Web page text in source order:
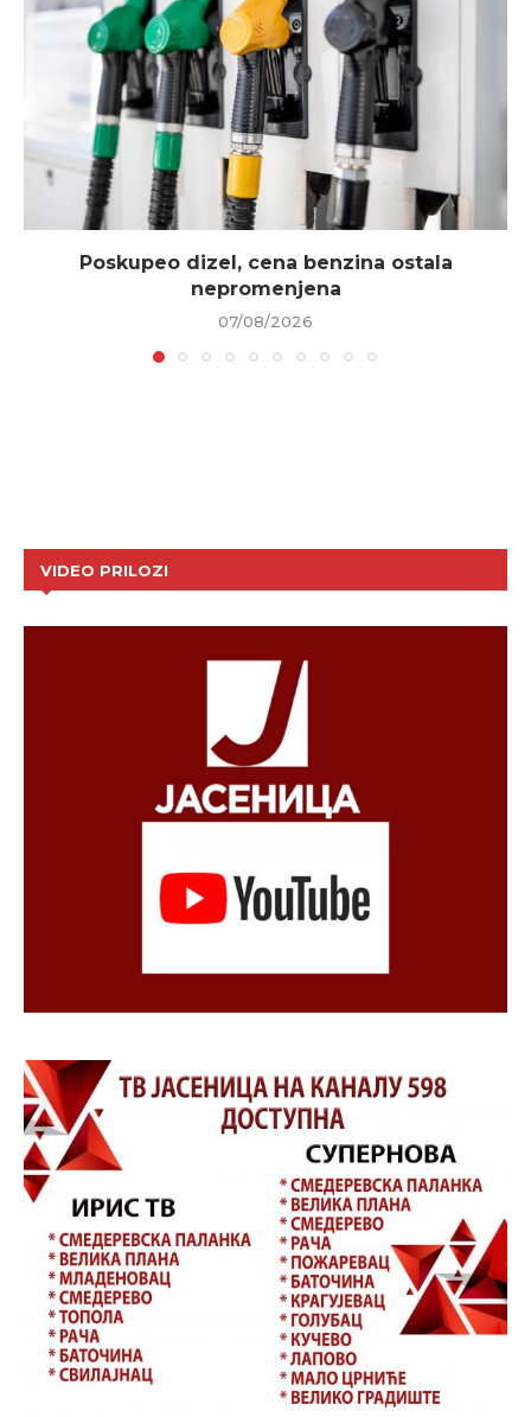
Poskupeo dizel, cena benzina ostala
nepromenjena
07/08/2026
VIDEO PRILOZI